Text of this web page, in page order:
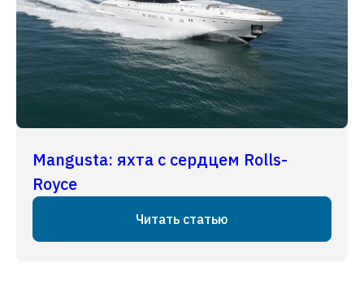
Mangusta: яхта с сердцем Rolls-
Royce
Читать статью